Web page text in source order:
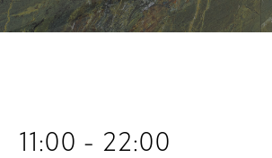
11:00 - 22:00